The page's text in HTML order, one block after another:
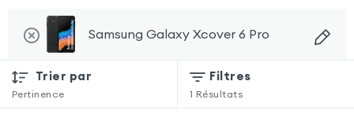
Samsung Galaxy Xcover 6 Pro
Trier par
Pertinence
Filtres
1 Résultats